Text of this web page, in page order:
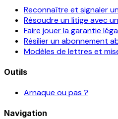
Reconnaître et signaler
Résoudre un litige avec
Faire jouer la garantie
Résilier un abonnement
Modèles de lettres et
Outils
Arnaque ou pas ?
Navigation